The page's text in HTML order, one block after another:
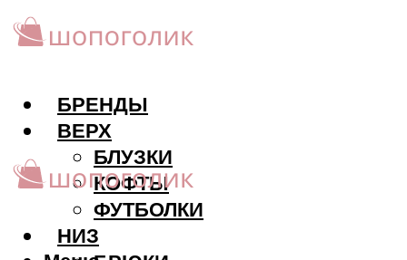
БРЕНДЫ
ВЕРХ
БЛУЗКИ
КОФТЫ
ФУТБОЛКИ
НИЗ